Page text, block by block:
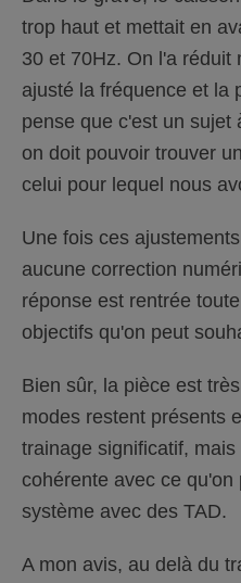
trop haut et mettait en
30 et 70Hz. On l'a réduit
ajusté la fréquence et la
pense que c'est un sujet
on doit pouvoir trouver
celui pour lequel nous
Une fois ces
aucune correction
réponse est rentrée
objectifs qu'on peut
Bien sûr, la pièce est
modes restent présents
trainage significatif,
cohérente avec ce qu'on
système avec des TAD.
A mon avis, au delà du